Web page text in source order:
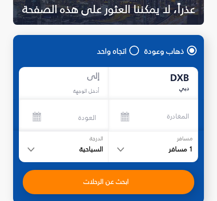
عذراً، لا يمكننا العثور على هذه الصفحة
ذهاب وعودة اتجاه واحد
DXB
دبي
إلى
أدخل الوجهة
المغادرة العودة
مسافر
1 مسافر
الدرجة
السياحية
ابحث عن الرحلات